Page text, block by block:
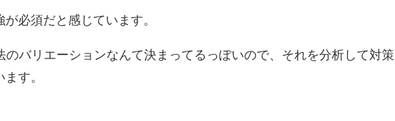
必須だと感じています。
のバリエーションなんて決まってるっぽいので、それを分析して対策
す。